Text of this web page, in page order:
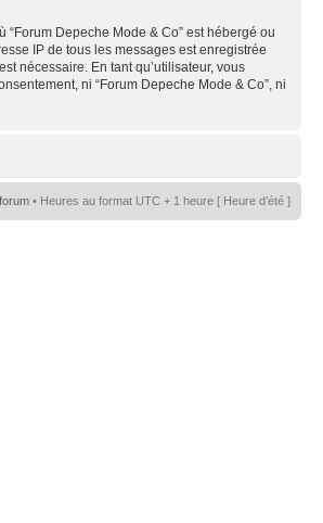
Depeche Mode & Co” est hébergé ou
IP de tous les messages est enregistrée
nécessaire. En tant qu’utilisateur, vous
ni “Forum Depeche Mode & Co”, ni
• Heures au format UTC + 1 heure [ Heure d’été ]